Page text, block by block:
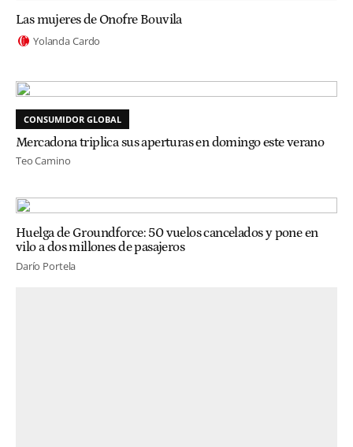
Las mujeres de Onofre Bouvila
Yolanda Cardo
CONSUMIDOR GLOBAL
Mercadona triplica sus aperturas en domingo este verano
Teo Camino
Huelga de Groundforce: 50 vuelos cancelados y pone en
vilo a dos millones de pasajeros
Darío Portela